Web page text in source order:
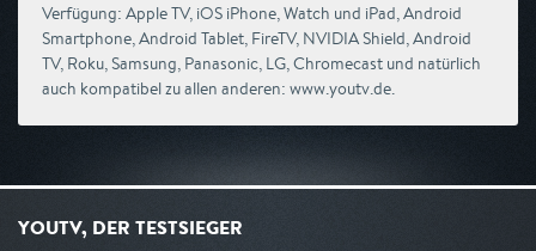
Verfügung: Apple TV, iOS iPhone, Watch und iPad, Android
Smartphone, Android Tablet, FireTV, NVIDIA Shield, Android
TV, Roku, Samsung, Panasonic, LG, Chromecast und natürlich
auch kompatibel zu allen anderen: www.youtv.de.
YOUTV, DER TESTSIEGER